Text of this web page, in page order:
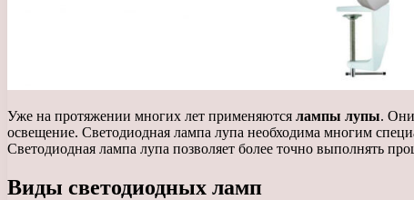
Уже на протяжении многих лет применяются лампы лупы.
освещение. Светодиодная лампа лупа необходима многим
Светодиодная лампа лупа позволяет более точно выполнять
Виды светодиодных ламп